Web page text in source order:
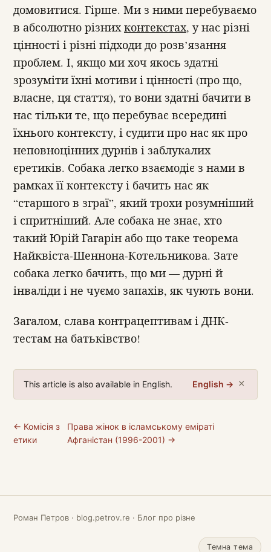
домовитися. Гірше. Ми з ними перебуваємо
в абсолютно різнихконтекстах, у нас різні
цінності і різні підходи до розв’язання
проблем. І, якщо ми хоч якось здатні
зрозуміти їхні мотиви і цінності (про що,
власне, ця стаття), то вони здатні бачити в
нас тільки те, що перебуває всередині
їхнього контексту, і судити про нас як про
неповноцінних дурнів і заблукалих
єретиків. Собака легко взаємодіє з нами в
рамках її контексту і бачить нас як
“старшого в зграї”, який трохи розумніший
і спритніший. Але собака не знає, хто
такий Юрій Гагарін або що таке теорема
Найквіста-Шеннона-Котельникова. Зате
собака легко бачить, що ми — дурні й
інваліди і не чуємо запахів, як чують вони.
Загалом, слава контрацептивам і ДНК-
тестам на батьківство!
This article is also available in English. English → ×
← Комісія з
етики
Права жінок в ісламському еміраті
Афганістан (1996-2001) →
Роман Петров · blog.petrov.re · Блог про різне
Темна тема